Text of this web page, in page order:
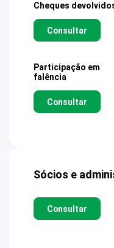
Cheques
Consultar
Participação em
falência
Consultar
Sócios e
Consultar